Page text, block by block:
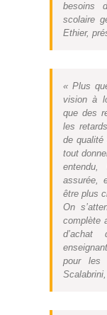
besoins
scolaire
Ethier,
« Plus
vision à
que des
les
de qualité
tout
assurée,
être plus
On
complète
d’achat
pour les